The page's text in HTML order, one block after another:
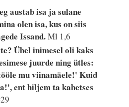
austab isa ja sulane
olen isa, kus on siis
Issand.Ml 1,6
Ühel inimesel oli kaks
juurde ning ütles:
mu viinamäele!' Kuid
ent hiljem ta kahetses